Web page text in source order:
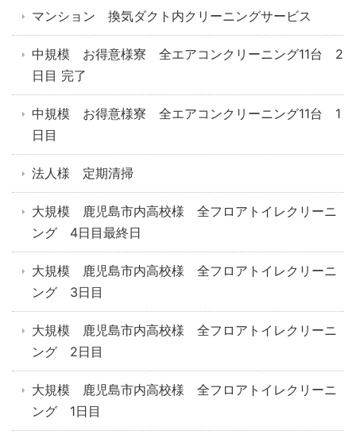
マンション 換気ダクト内クリーニングサービス
中規模 お得意様寮 全エアコンクリーニング11台 2
日目 完了
中規模 お得意様寮 全エアコンクリーニング11台 1
日目
法人様 定期清掃
大規模 鹿児島市内高校様 全フロアトイレクリーニ
ング 4日目最終日
大規模 鹿児島市内高校様 全フロアトイレクリーニ
ング 3日目
大規模 鹿児島市内高校様 全フロアトイレクリーニ
ング 2日目
大規模 鹿児島市内高校様 全フロアトイレクリーニ
ング 1日目